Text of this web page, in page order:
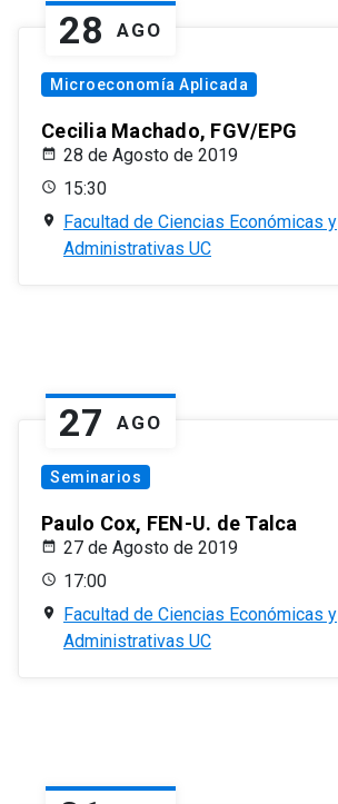
28 AGO
Microeconomía Aplicada
Cecilia Machado, FGV/EPG
28 de Agosto de 2019
15:30
Facultad de Ciencias Económicas y
Administrativas UC
27 AGO
Seminarios
Paulo Cox, FEN-U. de Talca
27 de Agosto de 2019
17:00
Facultad de Ciencias Económicas y
Administrativas UC